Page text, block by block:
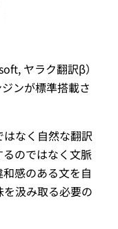
ヤラク翻訳β）
ンが標準搭載さ
なく自然な翻訳
のではなく文脈
感のある文を自
汲み取る必要の